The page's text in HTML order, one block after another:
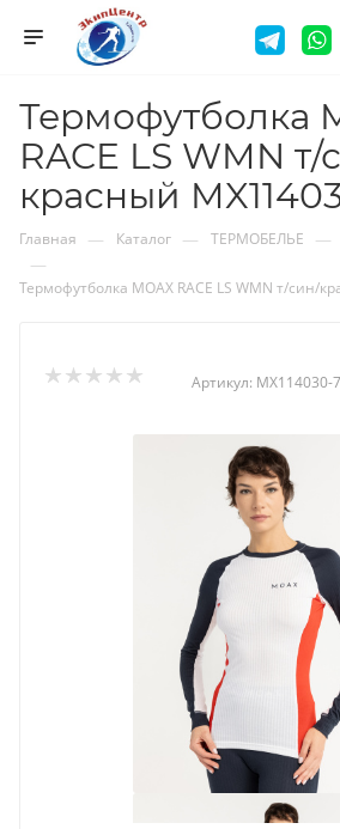
Термофутболка
RACE LS WMN т/
красный
Главная — Каталог — ТЕРМОБЕЛЬЕ —
—
Термофутболка MOAX RACE LS WMN т/син/
Артикул: MX114030-